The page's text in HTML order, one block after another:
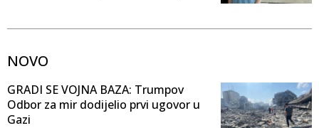
NOVO
GRADI SE VOJNA BAZA: Trumpov
Odbor za mir dodijelio prvi ugovor u
Gazi